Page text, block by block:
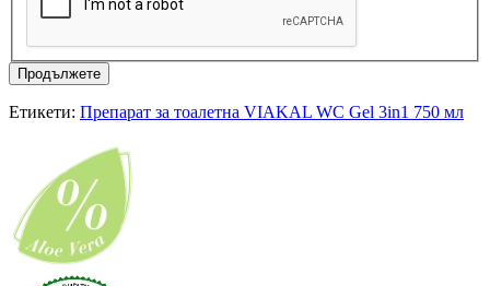
Продължете
Етикети: Препарат за тоалетна VIAKAL WC Gel 3in1 750 мл